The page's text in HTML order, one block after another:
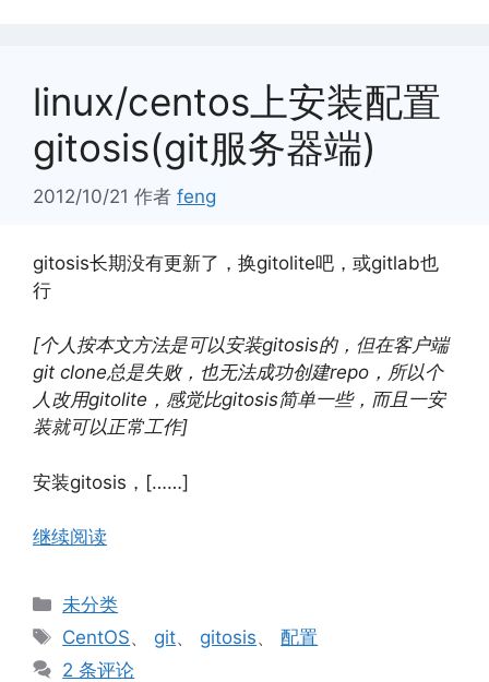
linux/centos上安装配置
gitosis(git服务器端)
2012/10/21 作者 feng
gitosis长期没有更新了，换gitolite吧，或gitlab也
行
[个人按本文方法是可以安装gitosis的，但在客户端
git clone总是失败，也无法成功创建repo，所以个
人改用gitolite，感觉比gitosis简单一些，而且一安
装就可以正常工作]
安装gitosis，[……]
继续阅读
分
类
未分类
标
签
CentOS、 git、 gitosis、配置
2 条评论